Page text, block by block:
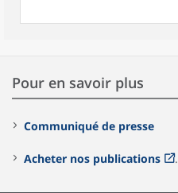
Pour en savoir plus
Communiqué de presse
Acheter nos publications .